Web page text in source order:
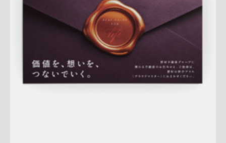
A4ペラ マンション土地戸建
サービス紹
新作査定 プレミアム大宮センター桜新町センター
詳しく見る